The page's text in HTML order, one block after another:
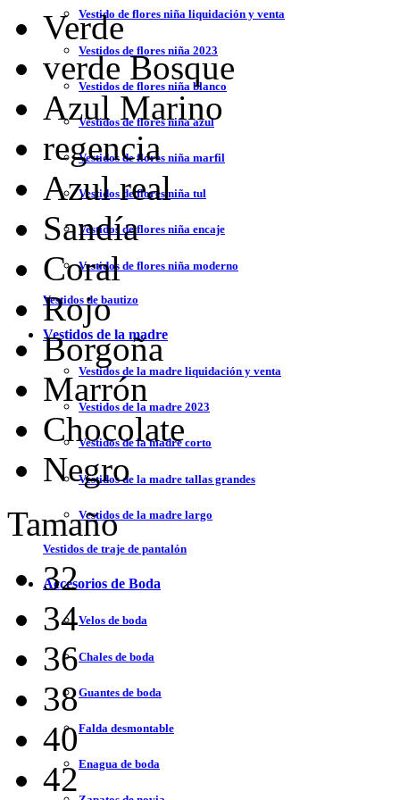
Vestido de flores niña liquidación y venta
Vestidos de flores niña 2023
Vestidos de flores niña blanco
Vestidos de flores niña azul
Vestidos de flores niña marfil
Vestidos de flores niña tul
Vestidos de flores niña encaje
Vestidos de flores niña moderno
Vestidos de bautizo
Vestidos de la madre
Vestidos de la madre liquidación y venta
Vestidos de la madre 2023
Vestidos de la madre corto
Vestidos de la madre tallas grandes
Vestidos de la madre largo
Vestidos de traje de pantalón
Accesorios de Boda
Velos de boda
Chales de boda
Guantes de boda
Falda desmontable
Enagua de boda
Verde
verde Bosque
Azul Marino
regencia
Azul real
Sandía
Coral
Rojo
Borgoña
Marrón
Chocolate
Negro
Tamaño
32
34
36
38
40
42